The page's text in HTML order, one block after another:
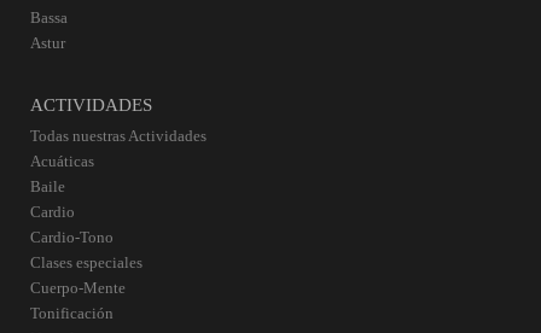
Bassa
Astur
ACTIVIDADES
Todas nuestras Actividades
Acuáticas
Baile
Cardio
Cardio-Tono
Clases especiales
Cuerpo-Mente
Tonificación